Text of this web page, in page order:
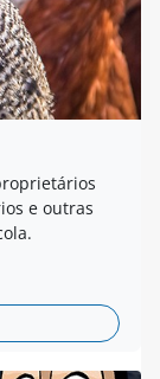
e outras